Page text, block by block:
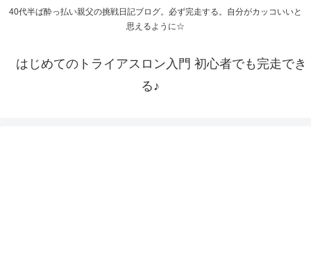
40代半ば酔っ払い親父の挑戦日記ブログ。必ず完走する。自分がカッコいいと
思えるように☆
はじめてのトライアスロン入門 初心者でも完走でき
る♪